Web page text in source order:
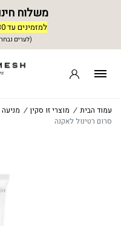
משלוח
למזמינים עד 10:30 אספקה באותו היום
(לערים
עמוד הבית / מוצרי זו סקין / מניעה
סרום רטינול לאקנה